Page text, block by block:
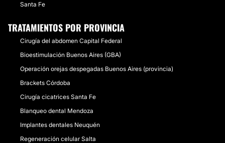
Santa Fe
TRATAMIENTOS POR PROVINCIA
Cirugía del abdomen Capital Federal
Bioestimulación Buenos Aires (GBA)
Operación orejas despegadas Buenos Aires (provincia)
Brackets Córdoba
Cirugía cicatrices Santa Fe
Blanqueo dental Mendoza
Implantes dentales Neuquén
Regeneración celular Salta